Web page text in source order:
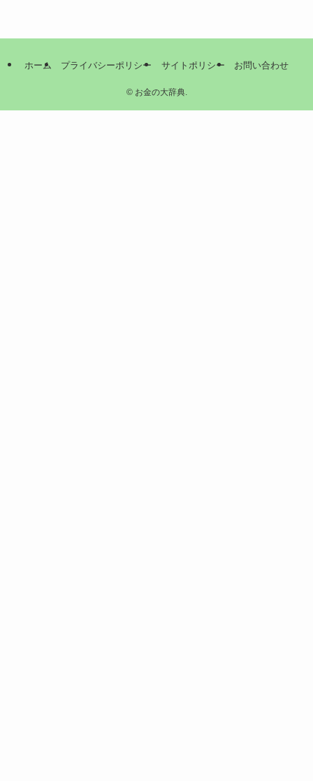
ホーム プライバシーポリシー サイトポリシー お問い合わせ
©お金の大辞典.